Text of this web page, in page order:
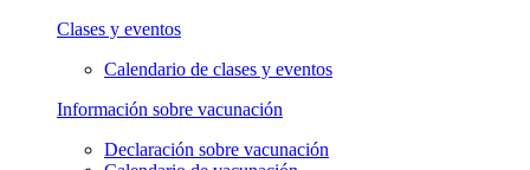
Clases y eventos
Calendario de clases y eventos
Información sobre vacunación
Declaración sobre vacunación